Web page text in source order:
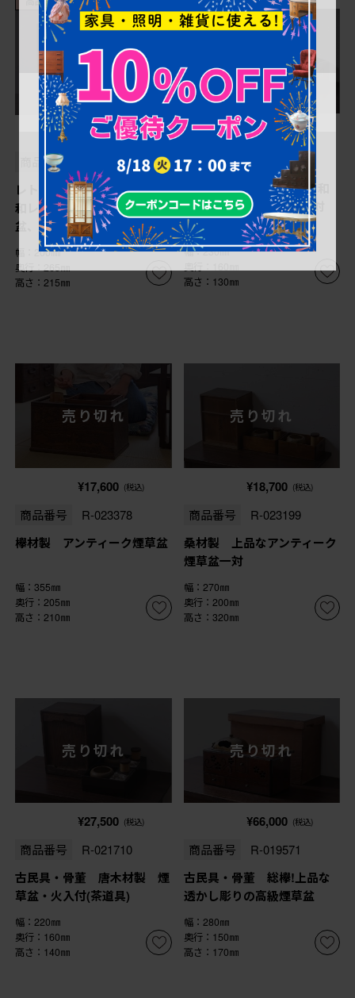
売り切れ
¥24,200 (税込)
商品番号 R-025732
レトロ家具 桑材 桐材 昭
和レトロの小引き出し(煙草
盆、小物収納)
幅：200㎜
奥行：265㎜
高さ：215㎜
売り切れ
¥19,800 (税込)
商品番号 R-024083
唐木 縞黒檀材製 上品な和
製アンティーク煙草盆一対
幅：230㎜
高さ：130㎜
売り切れ
¥17,600 (税込)
商品番号 R-023378
欅材製 アンティーク煙草盆
幅：355㎜
奥行：205㎜
高さ：210㎜
売り切れ
¥18,700 (税込)
商品番号 R-023199
桑材製 上品なアンティーク
煙草盆一対
幅：270㎜
奥行：200㎜
高さ：320㎜
売り切れ
¥27,500 (税込)
商品番号 R-021710
古民具・骨董 唐木材製 煙
草盆・火入付(茶道具)
幅：220㎜
奥行：160㎜
高さ：140㎜
売り切れ
¥66,000 (税込)
商品番号 R-019571
古民具・骨董 総欅!上品な
透かし彫りの高級煙草盆
幅：280㎜
奥行：150㎜
高さ：170㎜